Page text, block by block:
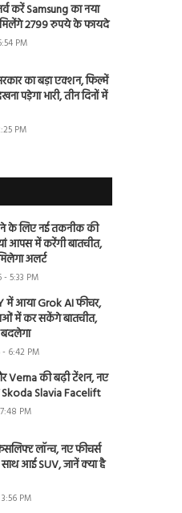
करें Samsung का नया
2799 रुपये के फायदे
PM
का बड़ा एक्शन, फिल्में
पड़ेगा भारी, तीन दिनों में
PM
के लिए नई तकनीक की
आपस में करेंगी बातचीत,
अलर्ट
5:33 PM
में आया Grok AI फीचर,
में कर सकेंगे बातचीत,
बदलेगा
6:42 PM
Verna की बढ़ी टेंशन, नए
Skoda Slavia Facelift
PM
लॉन्च, नए फीचर्स
आई SUV, जानें क्या है
PM